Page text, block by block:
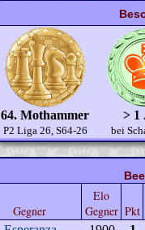
64. Mothammer
P2 Liga 26, S64-26
> 1
bei
Gegner
Elo
Gegner Pkt